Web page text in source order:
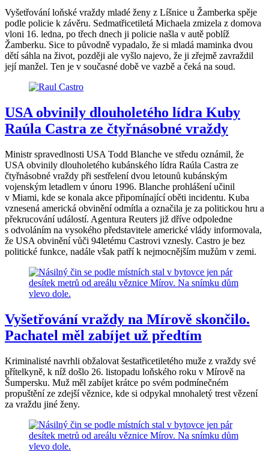
Vyšetřování loňské vraždy mladé ženy z Líšnice u Žamberka spěje
podle policie k závěru. Sedmatřicetiletá Michaela zmizela z domova
vloni 16. ledna, po třech dnech ji policie našla v autě poblíž
Žamberku. Sice to původně vypadalo, že si mladá maminka dvou
dětí sáhla na život, později ale vyšlo najevo, že ji zřejmě zavraždil
její manžel. Ten je v současné době ve vazbě a čeká na soud.
USA obvinily dlouholetého lídra Kuby
Raúla Castra ze čtyřnásobné vraždy
Ministr spravedlnosti USA Todd Blanche ve středu oznámil, že
USA obvinily dlouholetého kubánského lídra Raúla Castra ze
čtyřnásobné vraždy při sestřelení dvou letounů kubánským
vojenským letadlem v únoru 1996. Blanche prohlášení učinil
v Miami, kde se konala akce připomínající oběti incidentu. Kuba
vznesená americká obvinění odmítla a označila je za politickou hru a
překrucování událostí. Agentura Reuters již dříve odpoledne
s odvoláním na vysokého představitele americké vlády informovala,
že USA obvinění vůči 94letému Castrovi vznesly. Castro je bez
politické funkce, nadále však patří k nejmocnějším mužům v zemi.
Vyšetřování vraždy na Mírově skončilo.
Pachatel měl zabíjet už předtím
Kriminalisté navrhli obžalovat šestatřicetiletého muže z vraždy své
přítelkyně, k níž došlo 26. listopadu loňského roku v Mírově na
Šumpersku. Muž měl zabíjet krátce po svém podmínečném
propuštění ze zdejší věznice, kde si odpykal mnohaletý trest vězení
za vraždu jiné ženy.